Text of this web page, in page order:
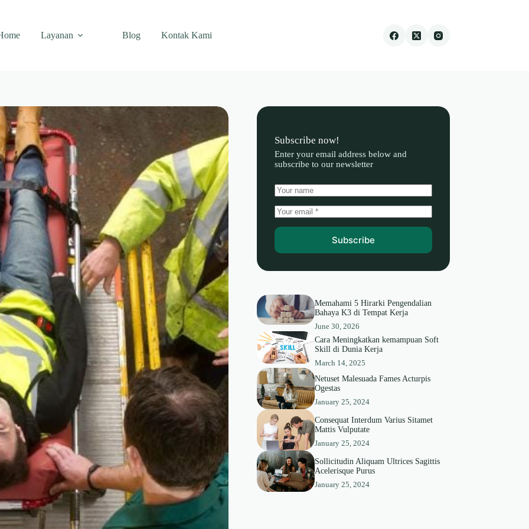
Layanan Blog Kontak Kami
Subscribe now!
Enter your email address below and
subscribe to our newsletter
Subscribe
Memahami 5 Hirarki Pengendalian
Bahaya K3 di Tempat Kerja
June 30, 2026
Cara Meningkatkan kemampuan Soft
Skill di Dunia Kerja
March 14, 2025
Netuset Malesuada Fames Acturpis
Ogestas
January 25, 2024
Consequat Interdum Varius Sitamet
Mattis Vulputate
January 25, 2024
Sollicitudin Aliquam Ultrices Sagittis
Acelerisque Purus
January 25, 2024